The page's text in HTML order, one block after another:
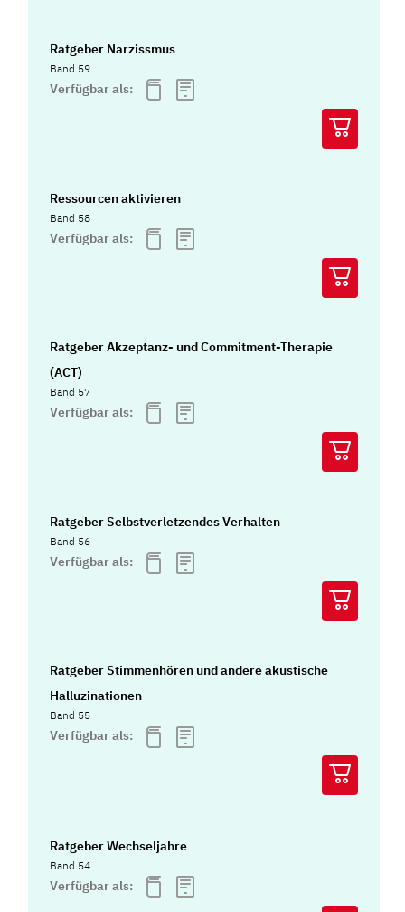
Ratgeber Narzissmus
Band 59
Verfügbar als:
Ressourcen aktivieren
Band 58
Verfügbar als:
Ratgeber Akzeptanz- und Commitment-Therapie
(ACT)
Band 57
Verfügbar als:
Ratgeber Selbstverletzendes Verhalten
Band 56
Verfügbar als:
Ratgeber Stimmenhören und andere akustische
Halluzinationen
Band 55
Verfügbar als:
Ratgeber Wechseljahre
Band 54
Verfügbar als: